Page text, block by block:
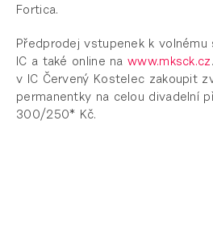
Fortica.
Předprodej vstupenek k volnému
IC a také online nawww.mksck.cz
v IC Červený Kostelec zakoupit
permanentky na celou divadelní
300/250* Kč.